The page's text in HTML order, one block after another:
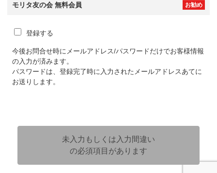
モリタ友の会 無料会員 お勧め
登録する
今後お問合せ時にメールアドレス/パスワードだけでお客様情報
の入力が済みます。
パスワードは、登録完了時に入力されたメールアドレスあてに
お送りします。
未入力もしくは入力間違い
の必須項目があります